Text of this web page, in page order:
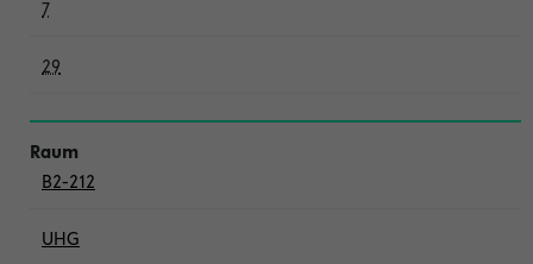
7
29
B2-212
UHG